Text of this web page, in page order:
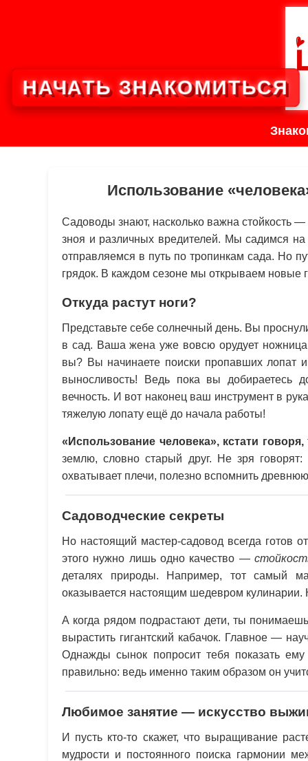
Использование
Садоводы знают, насколько важна стойкость
зноя и различных вредителей. Мы садимся
отправляемся в путь по тропинкам сада. Но
грядок. В каждом сезоне мы открываем новые
Откуда растут ноги?
Представьте себе солнечный день. Вы
в сад. Ваша жена уже вовсю орудует
вы? Вы начинаете поиски пропавших лопат
выносливость! Ведь пока вы добираетесь
вечность. И вот наконец ваш инструмент в
тяжелую лопату ещё до начала работы!
«Использование человека», кстати говоря,
землю, словно старый друг. Не зря
охватывает плечи, полезно вспомнить
Садоводческие секреты
Но настоящий мастер-садовод всегда готов
этого нужно лишь одно качество —
деталях природы. Например, тот самый
оказывается настоящим шедевром
А когда рядом подрастают дети, ты
вырастить гигантский кабачок. Главное —
Однажды сынок попросит тебя показать
правильно: ведь именно таким образом он
Любимое занятие — искусство
И пусть кто-то скажет, что выращивание
мудрости и постоянного поиска гармонии
НАЧАТЬ ЗНАКОМИТЬСЯ